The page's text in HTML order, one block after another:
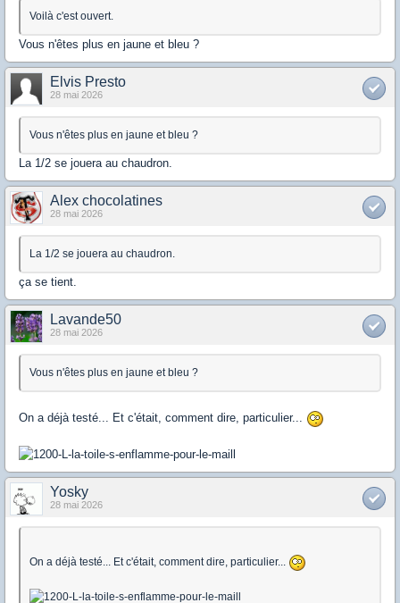
Voilà c'est ouvert.
Vous n'êtes plus en jaune et bleu ?
Elvis Presto
28 mai 2026
Vous n'êtes plus en jaune et bleu ?
La 1/2 se jouera au chaudron.
Alex chocolatines
28 mai 2026
La 1/2 se jouera au chaudron.
ça se tient.
Lavande50
28 mai 2026
Vous n'êtes plus en jaune et bleu ?
On a déjà testé... Et c'était, comment dire, particulier...
Yosky
28 mai 2026
On a déjà testé... Et c'était, comment dire, particulier...